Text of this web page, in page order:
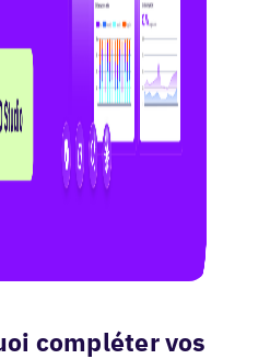
compléter vos